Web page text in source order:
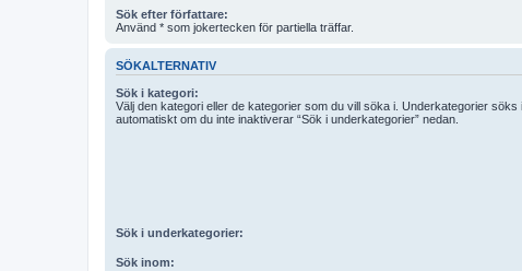
Sök efter författare:
Använd * som jokertecken för partiella träffar.
SÖKALTERNATIV
Sök i kategori:
Välj den kategori eller de kategorier som du vill söka i. Underkategorier söks
automatiskt om du inte inaktiverar “Sök i underkategorier” nedan.
Sök i underkategorier:
Sök inom: